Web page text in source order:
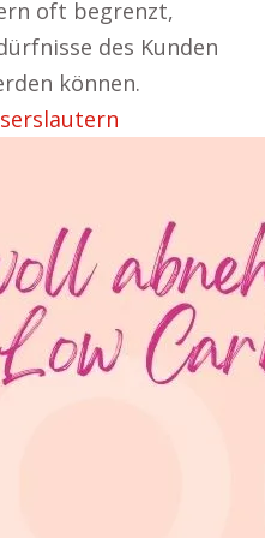
oft begrenzt,
des Kunden
können.